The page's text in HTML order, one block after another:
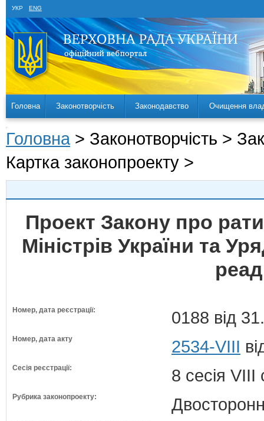
УКР ENG
Головна Законотворчість Законодавство Очищення
Головна > Законотворчість >
Картка законопроекту >
Проект Закону про
Міністрів України та
Номер, дата реєстрації: 0188 від
Номер, дата акту 2534-VIII
Сесія реєстрації: 8 сесія VIII
Рубрика законопроекту: